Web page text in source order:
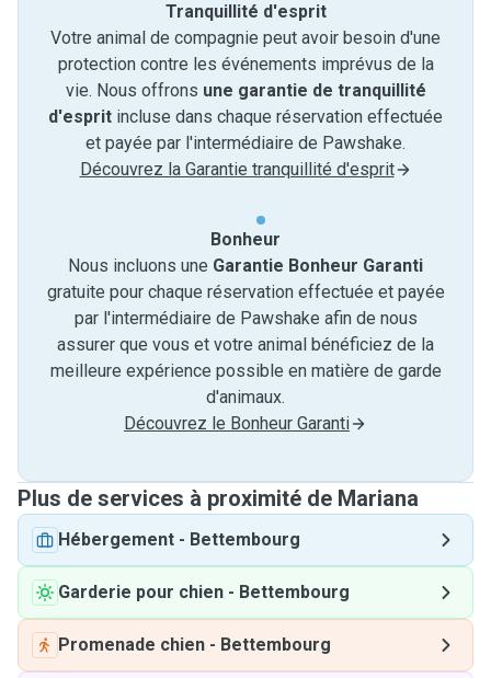
Tranquillité d'esprit
Votre animal de compagnie peut avoir besoin d'une
protection contre les événements imprévus de la
vie. Nous offrons une garantie de tranquillité
d'esprit incluse dans chaque réservation effectuée
et payée par l'intermédiaire de Pawshake.
Découvrez la Garantie tranquillité d'esprit
Bonheur
Nous incluons une Garantie Bonheur Garanti
gratuite pour chaque réservation effectuée et payée
par l'intermédiaire de Pawshake afin de nous
assurer que vous et votre animal bénéficiez de la
meilleure expérience possible en matière de garde
d'animaux.
Découvrez le Bonheur Garanti
Plus de services à proximité de Mariana
Hébergement - Bettembourg
Garderie pour chien - Bettembourg
Promenade chien - Bettembourg